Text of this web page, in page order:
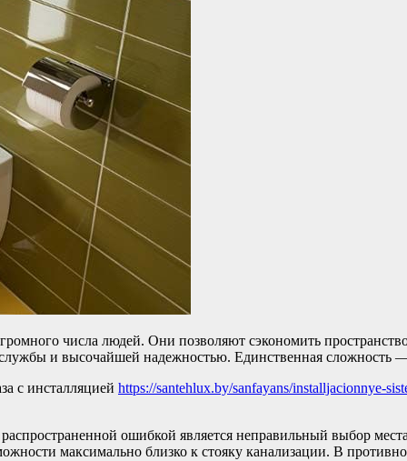
числа людей. Они позволяют сэкономить
и высочайшей надежностью. Единственная сложность —
с инсталляцией https://santehlux.by/sanfayans/installjacionnye-
ошибкой является неправильный выбор
максимально близко к стояку канализации. В